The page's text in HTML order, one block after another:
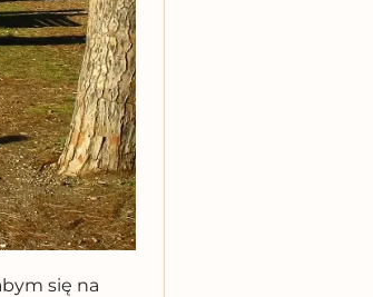
się na